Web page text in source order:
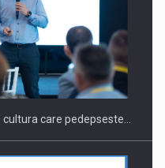
cultura care pedepseste…